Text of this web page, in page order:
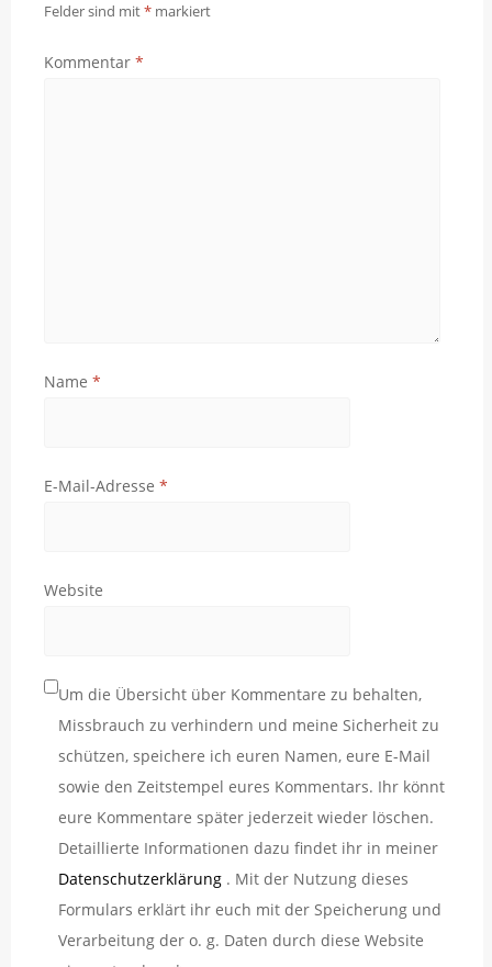
Felder sind mit* markiert
Kommentar *
Name *
E-Mail-Adresse *
Website
Um die Übersicht über Kommentare zu behalten,
Missbrauch zu verhindern und meine Sicherheit zu
schützen, speichere ich euren Namen, eure E-Mail
sowie den Zeitstempel eures Kommentars. Ihr könnt
eure Kommentare später jederzeit wieder löschen.
Detaillierte Informationen dazu findet ihr in meiner
Datenschutzerklärung . Mit der Nutzung dieses
Formulars erklärt ihr euch mit der Speicherung und
Verarbeitung der o. g. Daten durch diese Website